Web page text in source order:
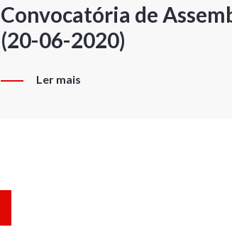
Convocatória de
(20-06-2020)
Ler mais